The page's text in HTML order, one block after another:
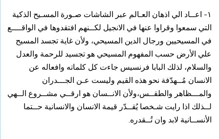
١- اعــاد الي اذهان العـالم عبر الشاشات صـورة المسـيح الذكية
التي سمعوا وقراوا عنها في الانجيل لكــنهم افتقدوها في الواقــــع
في المسيحيين ورجال الدين المسيحي، ولأن غاية تجسد المسيح
علي الأرض حسب المفهوم المسيحي هو تجسيد للرحمة والعدل
والسلام، لذلك البابا فرنسيس جاءت كل كلماته وافعاله عن
الانسان مُــهدّفة نحو هذه القيم وليست عـن الجـــدران
والمـــظاهر والطقــس،ولأن الانــسان هو ارقــي مشــروع الــهي
لــذلك اذا رايت شـخصا يُقــدّر قيمة الانسان والانسانية حــتما
الأنســانية لابد وان تُــقدره.